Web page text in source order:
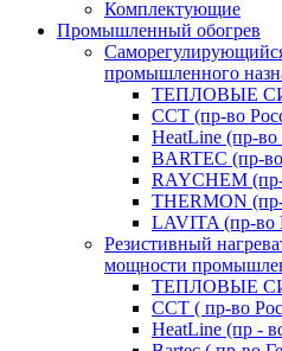
Комплектующие
Промышленный обогрев
промышленного
ТЕПЛОВЫЕ
ССТ (пр-во
HeatLine (пр-во
BARTEC (пр-
RAYCHEM
THERMON
LAVITA (пр-во
Резистивный
мощности
ТЕПЛОВЫЕ
ССТ ( пр-во
HeatLine (пр -